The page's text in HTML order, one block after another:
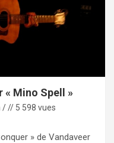
« Mino Spell »
// 5 598 vues
» de Vandaveer